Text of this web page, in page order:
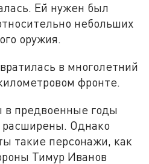
Ей нужен был
небольших
оружия.
в многолетний
фронте.
в предвоенные годы
Однако
такие персонажи, как
Тимур Иванов